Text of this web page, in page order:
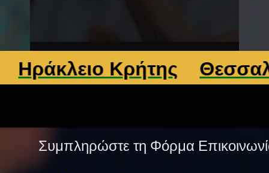
Κρήτης
Συμπληρώστε τη Φόρμα